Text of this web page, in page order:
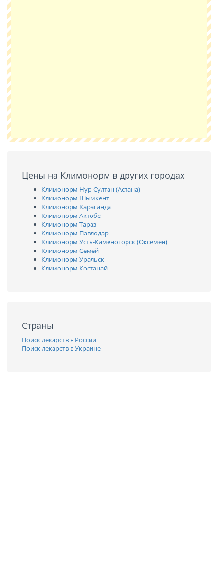
Цены на Климонорм в других городах
Климонорм Нур-Султан (Астана)
Климонорм Шымкент
Климонорм Караганда
Климонорм Актобе
Климонорм Тараз
Климонорм Павлодар
Климонорм Усть-Каменогорск (Оксемен)
Климонорм Семей
Климонорм Уральск
Климонорм Костанай
Страны
Поиск лекарств в России
Поиск лекарств в Украине